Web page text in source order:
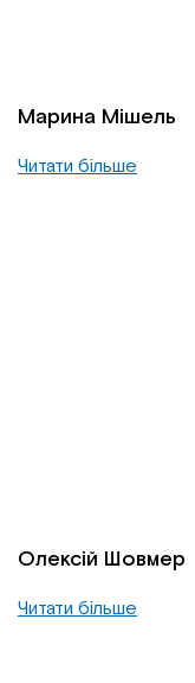
Марина Мішель
Читати більше
Олексій Шовмер
Читати більше